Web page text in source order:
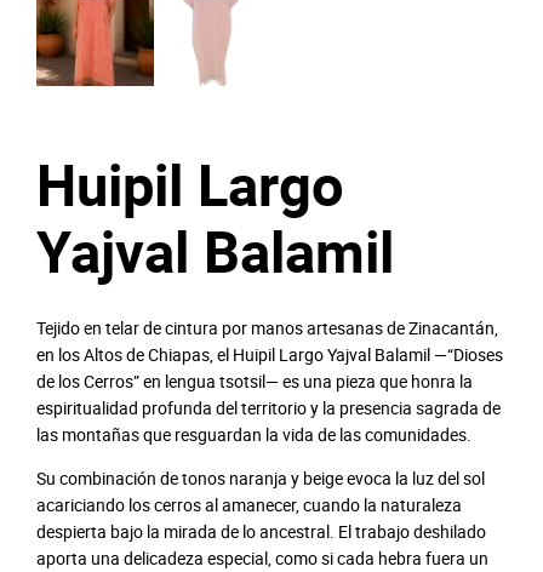
Huipil Largo
Yajval Balamil
Tejido en telar de cintura por manos artesanas de Zinacantán,
en los Altos de Chiapas, el Huipil Largo Yajval Balamil —“Dioses
de los Cerros” en lengua tsotsil— es una pieza que honra la
espiritualidad profunda del territorio y la presencia sagrada de
las montañas que resguardan la vida de las comunidades.
Su combinación de tonos naranja y beige evoca la luz del sol
acariciando los cerros al amanecer, cuando la naturaleza
despierta bajo la mirada de lo ancestral. El trabajo deshilado
aporta una delicadeza especial, como si cada hebra fuera un